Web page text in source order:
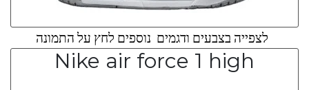
לצפייה בצבעים ודגמים נוספים לחץ על התמונה
Nike air force 1 high